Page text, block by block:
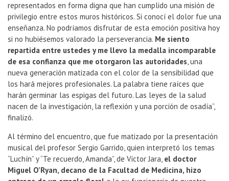
representados en forma digna que han cumplido una misión de
privilegio entre estos muros históricos. Si conocí el dolor fue una
enseñanza. No podríamos disfrutar de esta emoción positiva hoy
si no hubiésemos valorado la perseverancia. Me siento
repartida entre ustedes y me llevo la medalla incomparable
de esa confianza que me otorgaron las autoridades, una
nueva generación matizada con el color de la sensibilidad que
los hará mejores profesionales. La palabra tiene raíces que
harán germinar las espigas del futuro. Las leyes de la salud
nacen de la investigación, la reflexión y una porción de osadía”,
finalizó.
Al término del encuentro, que fue matizado por la presentación
musical del profesor Sergio Garrido, quien interpretó los temas
“Luchín” y “Te recuerdo, Amanda”, de Víctor Jara, el doctor
Miguel O’Ryan, decano de la Facultad de Medicina, hizo